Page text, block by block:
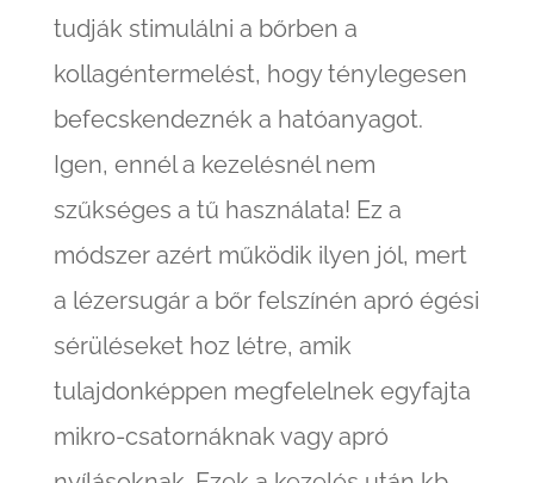
tudják stimulálni a bőrben a
kollagéntermelést, hogy ténylegesen
befecskendeznék a hatóanyagot.
Igen, ennél a kezelésnél nem
szűkséges a tű használata! Ez a
módszer azért működik ilyen jól, mert
a lézersugár a bőr felszínén apró égési
sérüléseket hoz létre, amik
tulajdonképpen megfelelnek egyfajta
mikro-csatornáknak vagy apró